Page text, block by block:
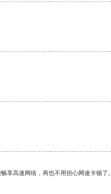
享高速网络，再也不用担心网速卡顿了。